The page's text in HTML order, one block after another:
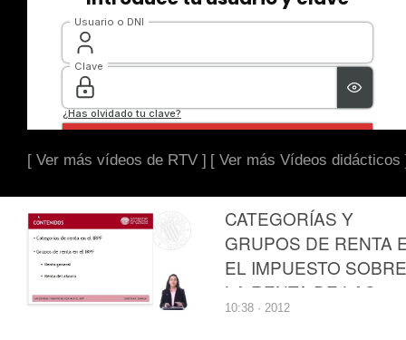
[ Ver más vídeos de RTV ] [ Ver más Vídeos didácticos
CATEGORÍAS Y
GRUPOS DE RENTA
EL IMPUESTO SOBRE
LA RENTA DE LAS
PERSONAS FÍSICAS
10:38 · 2012